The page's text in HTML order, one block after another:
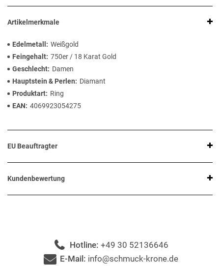
Artikelmerkmale
Edelmetall
Weißgold
Feingehalt 750er / 18 Karat Gold
Geschlecht
Damen
Hauptstein & Perlen
Diamant
Produktart
Ring
EAN
4069923054275
EU Beauftragter
Kundenbewertung
Hotline: +49 30 52136646
E-Mail: info@schmuck-krone.de